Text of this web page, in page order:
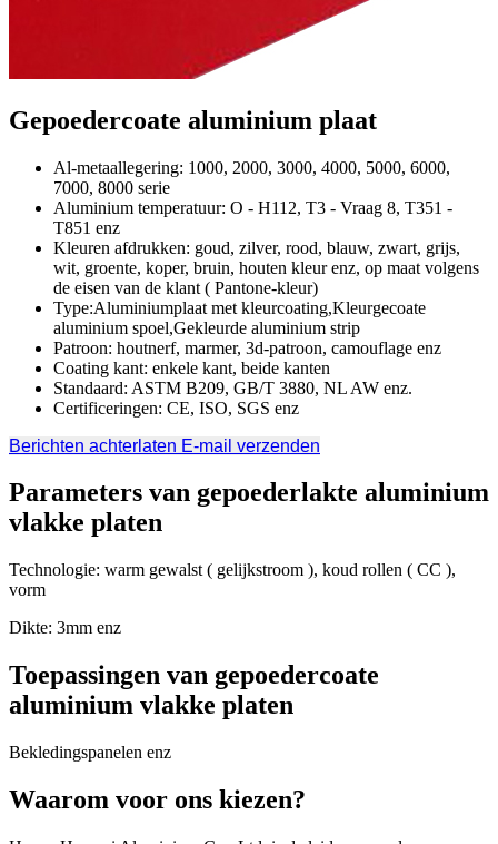
Gepoedercoate aluminium plaat
Al-metaallegering: 1000, 2000, 3000, 4000, 5000, 6000,
7000, 8000 serie
Aluminium temperatuur: O - H112, T3 - Vraag 8, T351 -
T851 enz
Kleuren afdrukken: goud, zilver, rood, blauw, zwart, grijs,
wit, groente, koper, bruin, houten kleur enz, op maat volgens
de eisen van de klant ( Pantone-kleur)
Type:Aluminiumplaat met kleurcoating,Kleurgecoate
aluminium spoel,Gekleurde aluminium strip
Patroon: houtnerf, marmer, 3d-patroon, camouflage enz
Coating kant: enkele kant, beide kanten
Standaard: ASTM B209, GB/T 3880, NL AW enz.
Certificeringen: CE, ISO, SGS enz
Berichten achterlaten E-mail verzenden
Parameters van gepoederlakte aluminium
vlakke platen
Technologie: warm gewalst ( gelijkstroom ), koud rollen ( CC ),
vorm
Dikte: 3mm enz
Toepassingen van gepoedercoate
aluminium vlakke platen
Bekledingspanelen enz
Waarom voor ons kiezen?